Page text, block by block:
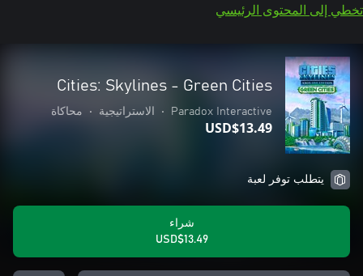
تخطي إلى المحتوى الرئيسي
Cities: Skylines - Green Cities
Paradox Interactive
• الاستراتيجية • محاكاة
USD$13.49
يتطلب توفر لعبة
شراء
USD$13.49